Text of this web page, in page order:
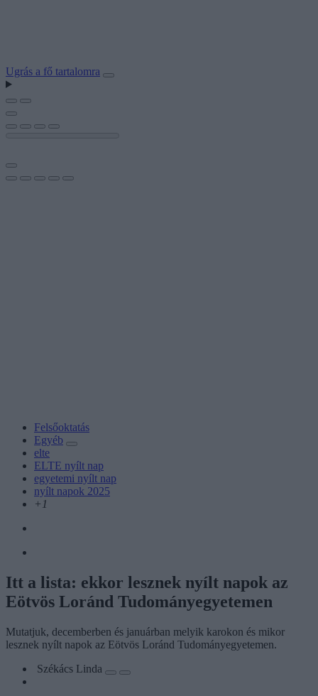
Ugrás a fő tartalomra
Felsőoktatás
Egyéb
elte
ELTE nyílt nap
egyetemi nyílt nap
nyílt napok 2025
+1
Itt a lista: ekkor lesznek nyílt napok az
Eötvös Loránd Tudományegyetemen
Mutatjuk, decemberben és januárban melyik karokon és mikor
lesznek nyílt napok az Eötvös Loránd Tudományegyetemen.
Székács Linda